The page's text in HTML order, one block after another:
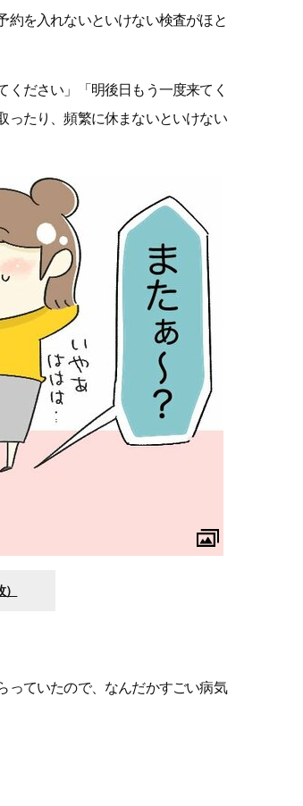
約を入れないといけない検査がほと
ださい」「明後日もう一度来てく
ったり、頻繁に休まないといけない
っていたので、なんだかすごい病気